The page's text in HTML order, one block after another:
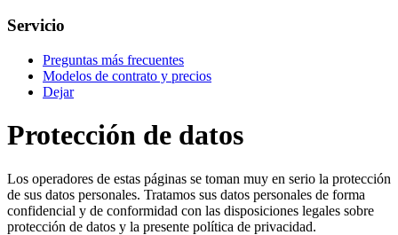
Servicio
Preguntas más frecuentes
Modelos de contrato y precios
Dejar
Protección de datos
Los operadores de estas páginas se toman muy en serio la protección
de sus datos personales. Tratamos sus datos personales de forma
confidencial y de conformidad con las disposiciones legales sobre
protección de datos y la presente política de privacidad.